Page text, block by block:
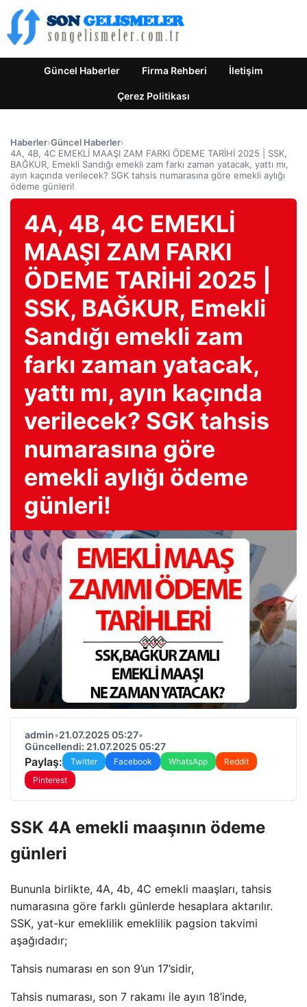
Güncel Haberler Firma Rehberi İletişim
Çerez Politikası
Haberler›Güncel Haberler›
4A, 4B, 4C EMEKLİ MAAŞI ZAM FARKI ÖDEME TARİHİ 2025 | SSK,
BAĞKUR, Emekli Sandığı emekli zam farkı zaman yatacak, yattı mı,
ayın kaçında verilecek? SGK tahsis numarasına göre emekli aylığı
ödeme günleri!
4A, 4B, 4C EMEKLİ
MAAŞI ZAM FARKI
ÖDEME TARİHİ 2025 |
SSK, BAĞKUR, Emekli
Sandığı emekli zam
farkı zaman yatacak,
yattı mı, ayın kaçında
verilecek? SGK tahsis
numarasına göre
emekli aylığı ödeme
günleri!
admin•21.07.2025 05:27•
Güncellendi: 21.07.2025 05:27
Paylaş: Twitter Facebook WhatsApp
Reddit
Pinterest
SSK 4A emekli maaşının ödeme
günleri
Bununla birlikte, 4A, 4b, 4C emekli maaşları, tahsis
numarasına göre farklı günlerde hesaplara aktarılır.
SSK, yat-kur emeklilik emeklilik pagsion takvimi
aşağıdadır;
Tahsis numarası en son 9’un 17’sidir,
Tahsis numarası, son 7 rakamı ile ayın 18’inde,